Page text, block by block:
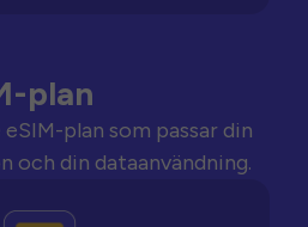
plan
plan som passar din
och din dataanvändning.